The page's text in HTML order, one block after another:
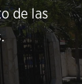
de las